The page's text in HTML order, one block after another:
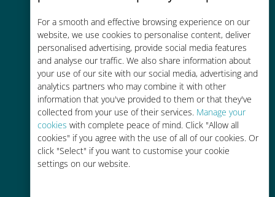
For a smooth and effective browsing experience on our
website, we use cookies to personalise content, deliver
personalised advertising, provide social media features
and analyse our traffic. We also share information about
your use of our site with our social media, advertising and
analytics partners who may combine it with other
information that you've provided to them or that they've
collected from your use of their services. Manage your
cookies with complete peace of mind. Click "Allow all
cookies" if you agree with the use of all of our cookies. Or
click "Select" if you want to customise your cookie
settings on our website.
お客様が普段お使いのキャリアでロ
ーミングサービスを使った場合に比
べて最大で90％の節約が可能です。
かんたん追加購入
Wi-Fiやデータ残量がなくても、